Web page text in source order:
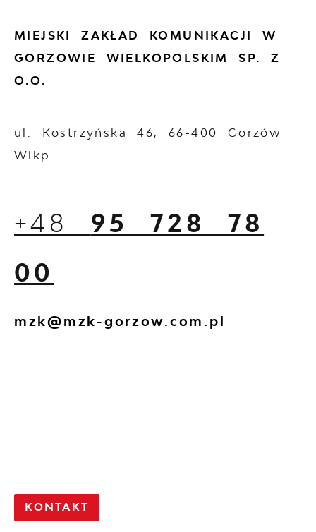
MIEJSKI ZAKŁAD KOMUNIKACJI W
GORZOWIE WIELKOPOLSKIM SP. Z
O.O.
ul. Kostrzyńska 46, 66-400 Gorzów
Wlkp.
+48 95 728 78
00
mzk@mzk-gorzow.com.pl
KONTAKT